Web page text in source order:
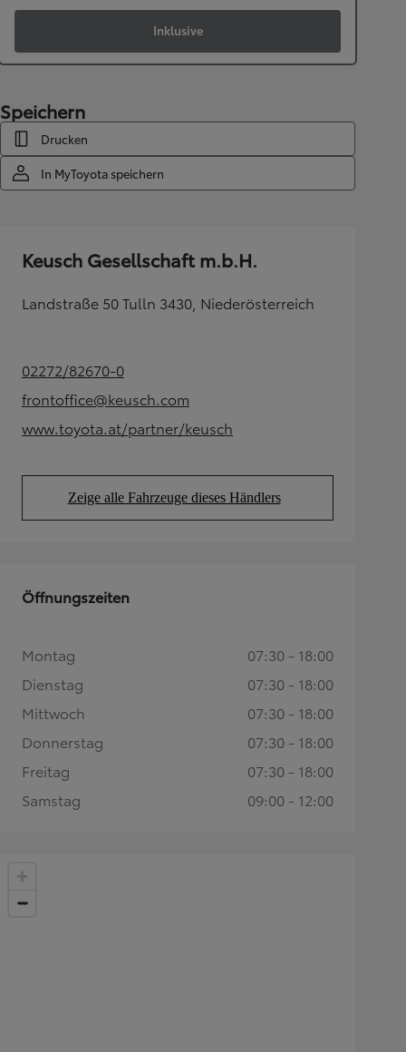
Inklusive
Speichern
Drucken
In MyToyota speichern
Keusch Gesellschaft m.b.H.
Landstraße 50 Tulln 3430, Niederösterreich
02272/82670-0(Opens in new tab)
frontoffice@keusch.com
(Opens in new tab)
www.toyota.at/partner/keusch
(Opens in new tab)
Zeige alle Fahrzeuge dieses Händlers
(Opens in new tab)
Öffnungszeiten
Montag
07:30 - 18:00
Dienstag
07:30 - 18:00
Mittwoch
07:30 - 18:00
Donnerstag
07:30 - 18:00
Freitag
07:30 - 18:00
Samstag
09:00 - 12:00